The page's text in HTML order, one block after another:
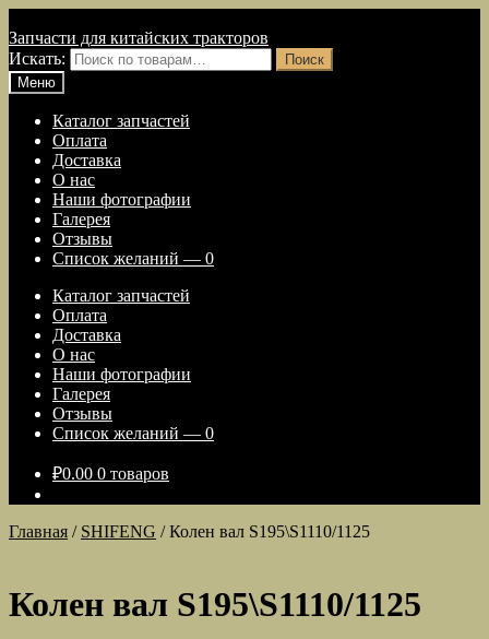
Запчасти для китайских тракторов
Искать:
Поиск
Меню
Каталог запчастей
Оплата
Доставка
О нас
Наши фотографии
Галерея
Отзывы
Список желаний — 0
Каталог запчастей
Оплата
Доставка
О нас
Наши фотографии
Галерея
Отзывы
Список желаний — 0
₽0.00 0 товаров
Главная / SHIFENG /Колен вал S195\S1110/1125
Колен вал S195\S1110/1125